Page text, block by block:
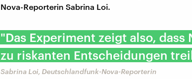
Nova-Reporterin Sabrina Loi.
"Das Experiment zeigt also,
zu riskanten Entscheidungen
Sabrina Loi, Deutschlandfunk-Nova-Reporterin